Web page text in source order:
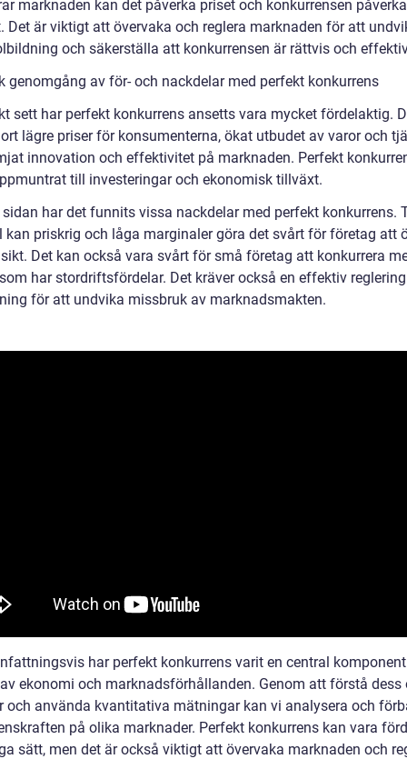
marknaden kan det påverka priset och konkurrensen
Det är viktigt att övervaka och reglera marknaden för att
och säkerställa att konkurrensen är rättvis och
genomgång av för- och nackdelar med perfekt konkurrens
sett har perfekt konkurrens ansetts vara mycket fördelaktig.
lägre priser för konsumenterna, ökat utbudet av varor och
innovation och effektivitet på marknaden. Perfekt
till investeringar och ekonomisk tillväxt.
har det funnits vissa nackdelar med perfekt konkurrens.
kan priskrig och låga marginaler göra det svårt för företag att
Det kan också vara svårt för små företag att konkurrera
har stordriftsfördelar. Det kräver också en effektiv
för att undvika missbruk av marknadsmakten.
har perfekt konkurrens varit en central
ekonomi och marknadsförhållanden. Genom att förstå dess
och använda kvantitativa mätningar kan vi analysera och
på olika marknader. Perfekt konkurrens kan vara
sätt, men det är också viktigt att övervaka marknaden och